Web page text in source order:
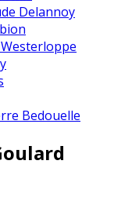
Delannoy
Bedouelle